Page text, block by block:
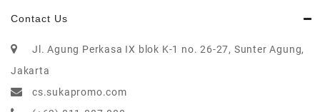
Contact Us
Jl. Agung Perkasa IX blok K-1 no. 26-27, Sunter Agung,
Jakarta
cs.sukapromo.com